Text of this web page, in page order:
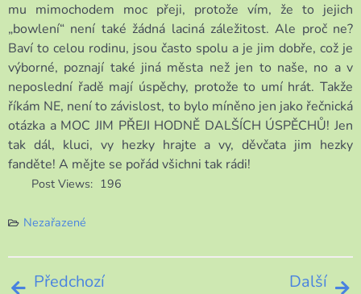
mu mimochodem moc přeji, protože vím, že to jejich
„bowlení“ není také žádná laciná záležitost. Ale proč ne?
Baví to celou rodinu, jsou často spolu a je jim dobře, což je
výborné, poznají také jiná města než jen to naše, no a v
neposlední řadě mají úspěchy, protože to umí hrát. Takže
říkám NE, není to závislost, to bylo míněno jen jako řečnická
otázka a MOC JIM PŘEJI HODNĚ DALŠÍCH ÚSPĚCHŮ! Jen
tak dál, kluci, vy hezky hrajte a vy, děvčata jim hezky
fanděte! A mějte se pořád všichni tak rádi!
Post Views: 196
Nezařazené
Předchozí Další